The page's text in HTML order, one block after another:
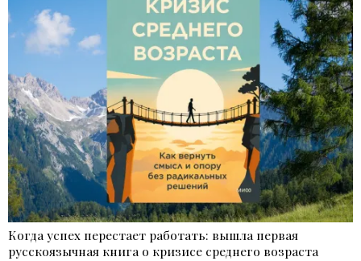
Когда успех перестает работать: вышла первая
русскоязычная книга о кризисе среднего возраста